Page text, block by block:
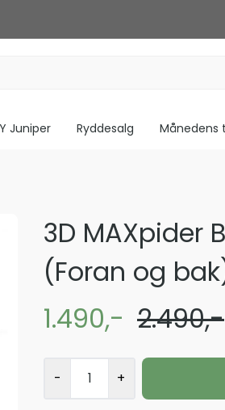
Juniper Ryddesalg Månedens
3D MAXpider
(Foran og
1.490,- 2.490,-
- +